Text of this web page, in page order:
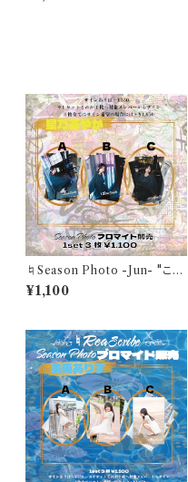
♮Season Photo -Jun- "この
世界の隙間で、存在証明を探し
て"星乃あやかブロマイド(1セッ
¥1,100